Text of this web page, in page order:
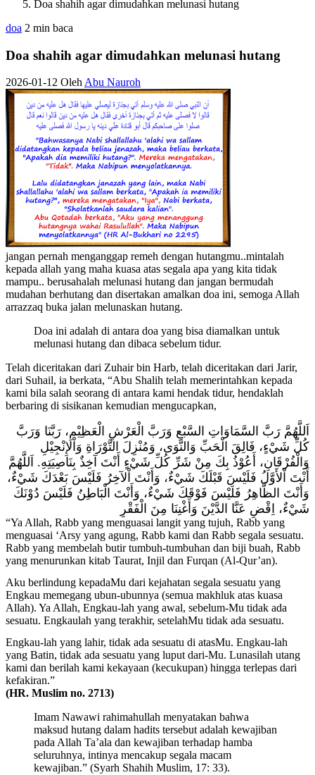
Doa shahih agar dimudahkan melunasi hutang
doa 2 min baca
Doa shahih agar dimudahkan melunasi hutang
2026-01-12 OlehAbu Nauroh
jangan pernah menganggap remeh dengan hutangmu..mintalah
kepada allah yang maha kuasa atas segala apa yang kita tidak
mampu.. berusahalah melunasi hutang dan jangan bermudah
mudahan berhutang dan disertakan amalkan doa ini, semoga Allah
arrazzaq buka jalan melunaskan hutang.
Doa ini adalah di antara doa yang bisa diamalkan untuk
melunasi hutang dan dibaca sebelum tidur.
Telah diceritakan dari Zuhair bin Harb, telah diceritakan dari Jarir,
dari Suhail, ia berkata, “Abu Shalih telah memerintahkan kepada
kami bila salah seorang di antara kami hendak tidur, hendaklah
berbaring di sisikanan kemudian mengucapkan,
اَللَّهُمَّ رَبَّ السَّمَاوَاتِ السَّبْعِ وَرَبَّ الْعَرْشِ الْعَظِيْمِ، رَبَّنَا وَرَبَّ
كُلِّ شَيْءٍ، فَالِقَ الْحَبِّ وَالنَّوَى، وَمُنْزِلَ التَّوْرَاةِ وَاْلإِنْجِيْلِ
وَالْفُرْقَانِ، أَعُوْذُ بِكَ مِنْ شَرِّ كُلِّ شَيْءٍ أَنْتَ آخِذٌ بِنَاصِيَتِهِ. اَللَّهُمَّ
أَنْتَ اْلأَوَّلُ فَلَيْسَ قَبْلَكَ شَيْءٌ، وَأَنْتَ اْلآخِرُ فَلَيْسَ بَعْدَكَ شَيْءٌ،
وَأَنْتَ الظَّاهِرُ فَلَيْسَ فَوْقَكَ شَيْءٌ، وَأَنْتَ الْبَاطِنُ فَلَيْسَ دُوْنَكَ
شَيْءٌ، اِقْضِ عَنَّا الدَّيْنَ وَأَغْنِنَا مِنَ الْفَقْرِ
“Ya Allah, Rabb yang menguasai langit yang tujuh, Rabb yang
menguasai ‘Arsy yang agung, Rabb kami dan Rabb segala sesuatu.
Rabb yang membelah butir tumbuh-tumbuhan dan biji buah, Rabb
yang menurunkan kitab Taurat, Injil dan Furqan (Al-Qur’an).
Aku berlindung kepadaMu dari kejahatan segala sesuatu yang
Engkau memegang ubun-ubunnya (semua makhluk atas kuasa
Allah). Ya Allah, Engkau-lah yang awal, sebelum-Mu tidak ada
sesuatu. Engkaulah yang terakhir, setelahMu tidak ada sesuatu.
Engkau-lah yang lahir, tidak ada sesuatu di atasMu. Engkau-lah
yang Batin, tidak ada sesuatu yang luput dari-Mu. Lunasilah utang
kami dan berilah kami kekayaan (kecukupan) hingga terlepas dari
kefakiran.”
(HR. Muslim no. 2713)
Imam Nawawi rahimahullah menyatakan bahwa
maksud hutang dalam hadits tersebut adalah kewajiban
pada Allah Ta’ala dan kewajiban terhadap hamba
seluruhnya, intinya mencakup segala macam
kewajiban.” (Syarh Shahih Muslim, 17: 33).